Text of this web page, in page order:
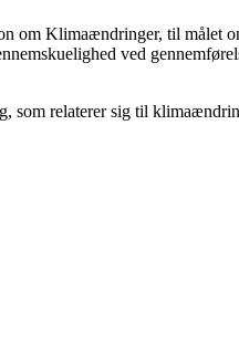
om Klimaændringer, til
ved
relaterer sig til